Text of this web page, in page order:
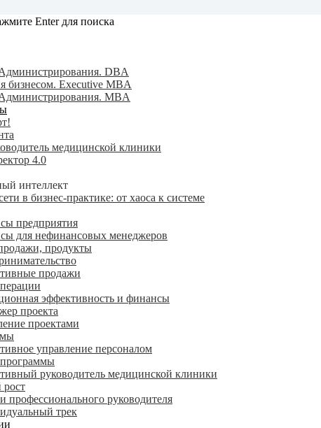
Enter для поиска
DBA
бизнесом. Executive MBA
MBA
медицинской клиники
4.0
интеллект
в бизнес-практике: от хаоса к системе
предприятия
для нефинансовых менеджеров
продукты
продажи
эффективность и финансы
проекта
проектами
управление персоналом
руководитель медицинской клиники
профессионального руководителя
трек